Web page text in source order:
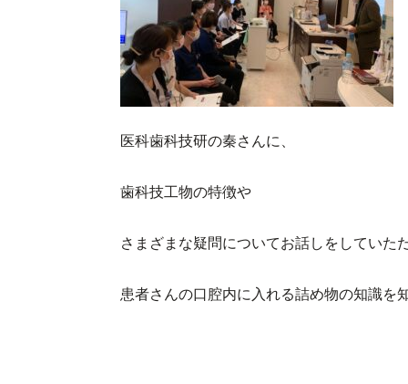
医科歯科技研の秦さんに、
歯科技工物の特徴や
さまざまな疑問についてお話しをしていた
患者さんの口腔内に入れる詰め物の知識を